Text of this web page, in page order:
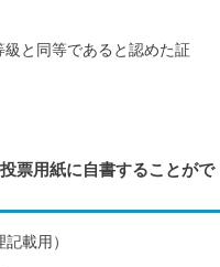
と同等であると認めた証
票用紙に自書することがで
載用）